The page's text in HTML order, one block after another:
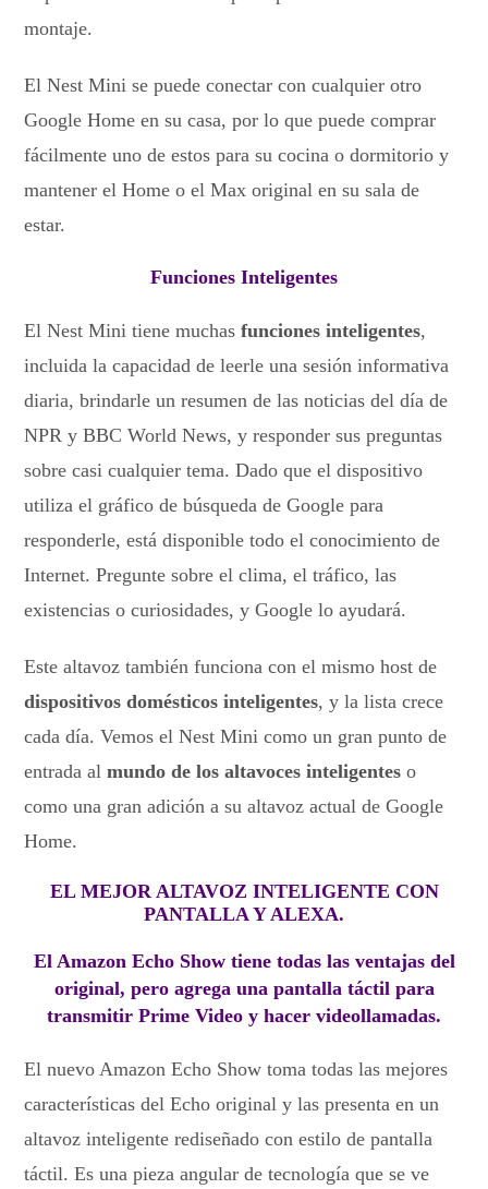
montaje.
El Nest Mini se puede conectar con cualquier otro
Google Home en su casa, por lo que puede comprar
fácilmente uno de estos para su cocina o dormitorio y
mantener el Home o el Max original en su sala de
estar.
Funciones Inteligentes
El Nest Mini tiene muchasfunciones inteligentes,
incluida la capacidad de leerle una sesión informativa
diaria, brindarle un resumen de las noticias del día de
NPR y BBC World News, y responder sus preguntas
sobre casi cualquier tema. Dado que el dispositivo
utiliza el gráfico de búsqueda de Google para
responderle, está disponible todo el conocimiento de
Internet. Pregunte sobre el clima, el tráfico, las
existencias o curiosidades, y Google lo ayudará.
Este altavoz también funciona con el mismo host de
dispositivos domésticos inteligentes, y la lista crece
cada día. Vemos el Nest Mini como un gran punto de
entrada almundo de los altavoces inteligentes o
como una gran adición a su altavoz actual de Google
Home.
EL MEJOR ALTAVOZ INTELIGENTE CON
PANTALLA Y ALEXA.
El Amazon Echo Show tiene todas las ventajas del
original, pero agrega una pantalla táctil para
transmitir Prime Video y hacer videollamadas.
El nuevo Amazon Echo Show toma todas las mejores
características del Echo original y las presenta en un
altavoz inteligente rediseñado con estilo de pantalla
táctil. Es una pieza angular de tecnología que se ve